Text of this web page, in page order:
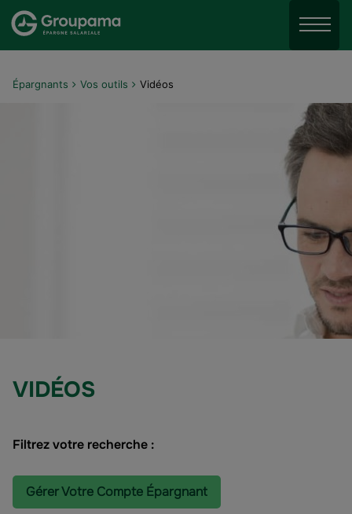
Aller au menu
Aller au contenu
Menu
Épargnants Vos outils Vidéos
VIDÉOS
Filtrez votre recherche :
Gérer Votre Compte Épargnant